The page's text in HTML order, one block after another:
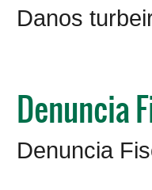
Danos
Denuncia
Denuncia